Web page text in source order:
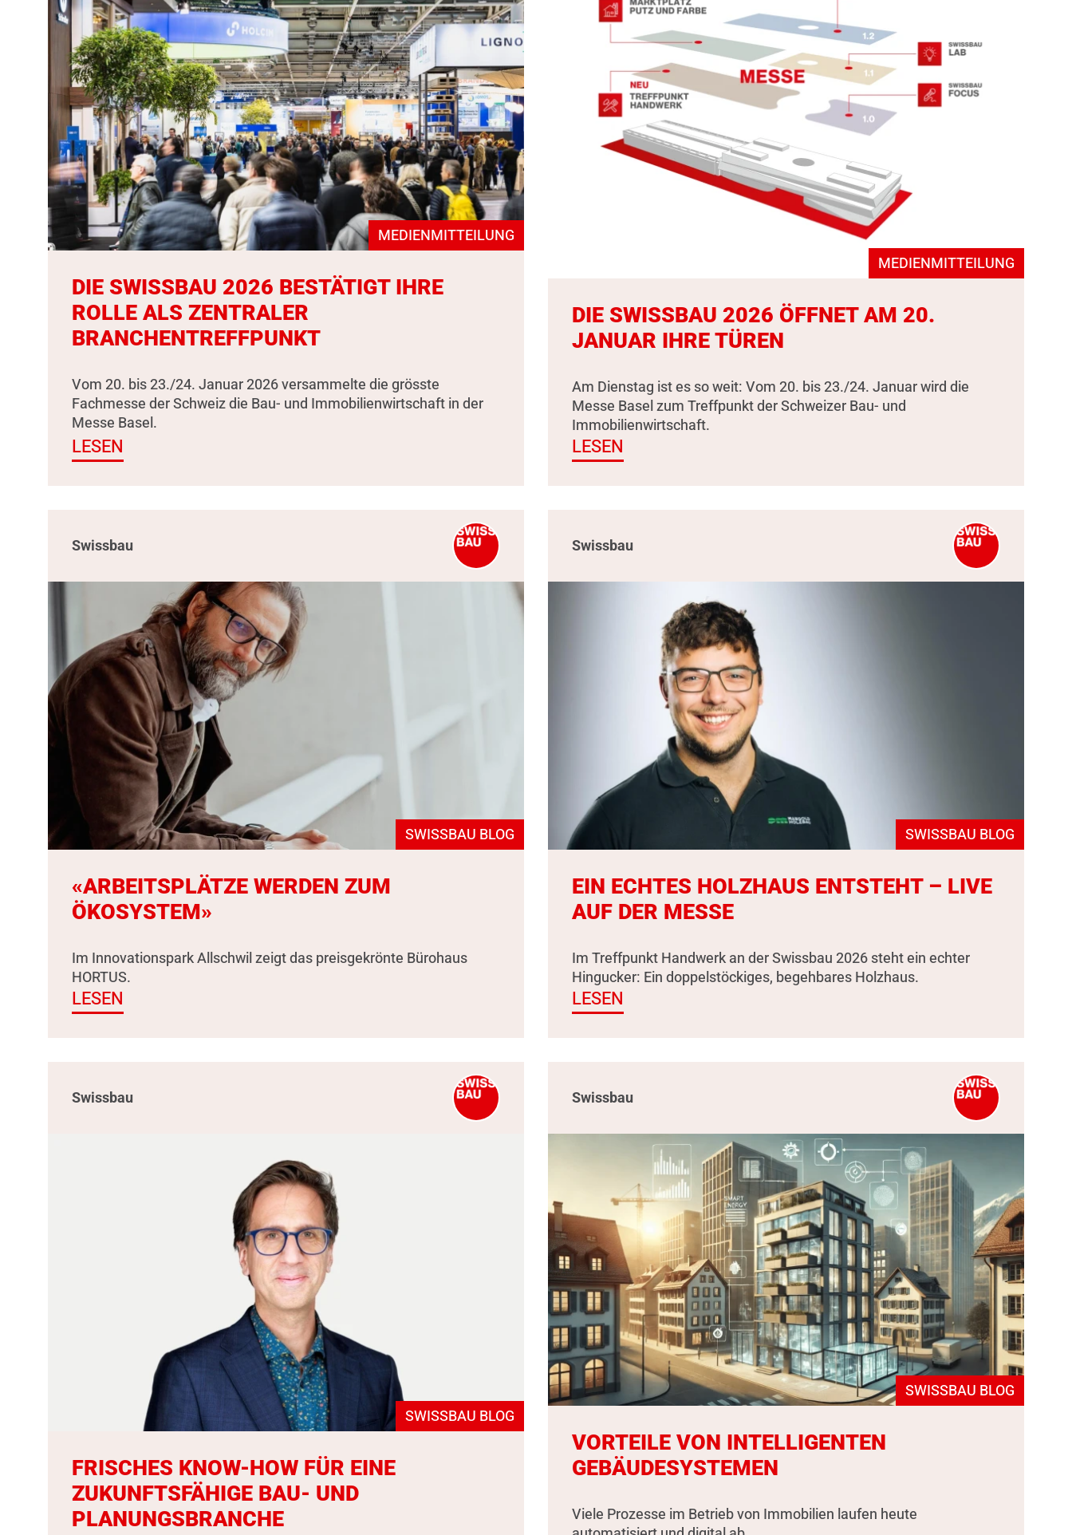
MEDIENMITTEILUNG
DIE SWISSBAU 2026 BESTÄTIGT IHRE
ROLLE ALS ZENTRALER
BRANCHENTREFFPUNKT
Vom 20. bis 23./24. Januar 2026 versammelte die grösste
Fachmesse der Schweiz die Bau- und Immobilienwirtschaft in der
Messe Basel.
LESEN
MEDIENMITTEILUNG
DIE SWISSBAU 2026 ÖFFNET AM 20.
JANUAR IHRE TÜREN
Am Dienstag ist es so weit: Vom 20. bis 23./24. Januar wird die
Messe Basel zum Treffpunkt der Schweizer Bau- und
Immobilienwirtschaft.
LESEN
Swissbau
SWISSBAU BLOG
«ARBEITSPLÄTZE WERDEN ZUM
ÖKOSYSTEM»
Im Innovationspark Allschwil zeigt das preisgekrönte Bürohaus
HORTUS.
LESEN
Swissbau
SWISSBAU BLOG
EIN ECHTES HOLZHAUS ENTSTEHT – LIVE
AUF DER MESSE
Im Treffpunkt Handwerk an der Swissbau 2026 steht ein echter
Hingucker: Ein doppelstöckiges, begehbares Holzhaus.
LESEN
Swissbau
SWISSBAU BLOG
FRISCHES KNOW-HOW FÜR EINE
ZUKUNFTSFÄHIGE BAU- UND
PLANUNGSBRANCHE
Swissbau
SWISSBAU BLOG
VORTEILE VON INTELLIGENTEN
GEBÄUDESYSTEMEN
Viele Prozesse im Betrieb von Immobilien laufen heute